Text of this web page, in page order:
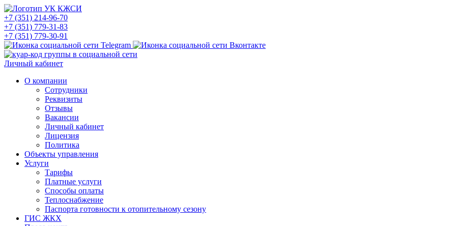
+7 (351) 214-96-70
+7 (351) 779-31-83
+7 (351) 779-30-91
Личный кабинет
О компании
Сотрудники
Реквизиты
Отзывы
Вакансии
Личный кабинет
Лицензия
Политика
Объекты управления
Услуги
Тарифы
Платные услуги
Способы оплаты
Теплоснабжение
Паспорта готовности к отопительному сезону
ГИС ЖКХ